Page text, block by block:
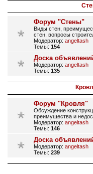
Форум "Стены"
Виды стен,
стен, вопросы
Модератор: angeltash
Темы: 154
Доска
Модератор: angeltash
Темы: 135
Форум "Кровля"
Обсуждение
преимущества и
Модератор: angeltash
Темы: 146
Доска
Модератор: angeltash
Темы: 239